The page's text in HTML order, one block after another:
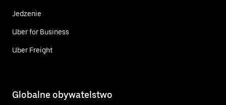
Jedzenie
Uber for Business
Uber Freight
Globalne obywatelstwo